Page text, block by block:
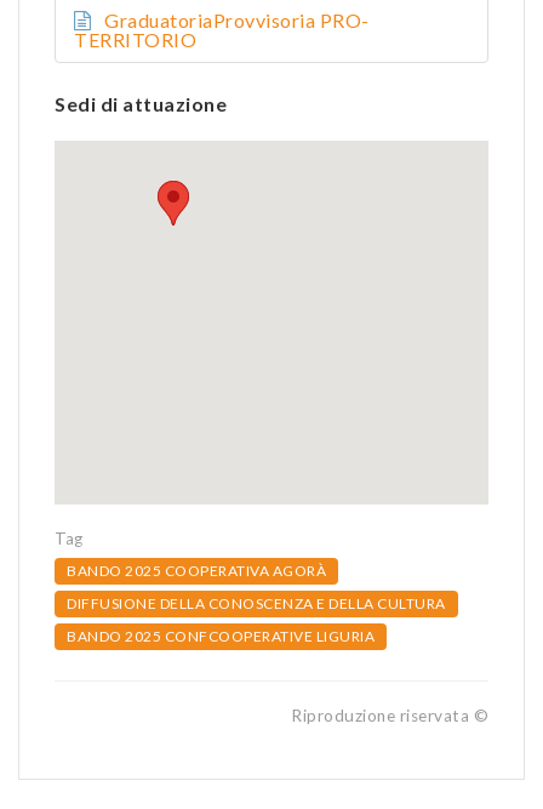
GraduatoriaProvvisoria PRO-
TERRITORIO
Sedi di attuazione
Tag
BANDO 2025 COOPERATIVA AGORÀ
DIFFUSIONE DELLA CONOSCENZA E DELLA CULTURA
BANDO 2025 CONFCOOPERATIVE LIGURIA
Riproduzione riservata ©